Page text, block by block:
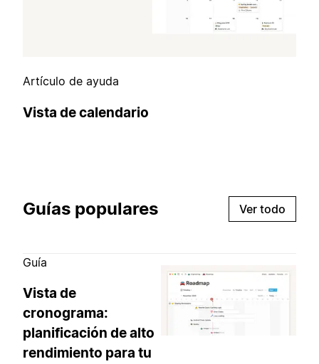
Artículo de ayuda
Vista de calendario
Guías populares Ver todo
Guía
Vista de
cronograma:
planificación de alto
rendimiento para tu